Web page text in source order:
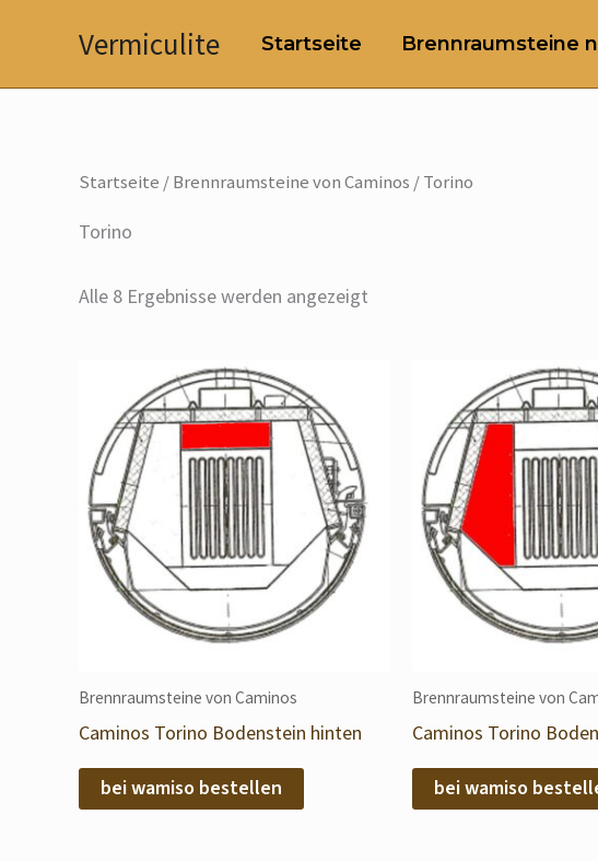
Vermiculite Startseite Brennraumsteine
Startseite /Brennraumsteine von Caminos / Torino
Torino
Alle 8 Ergebnisse werden angezeigt
Brennraumsteine von Caminos
Caminos Torino Bodenstein hinten
bei wamiso bestellen
Brennraumsteine von
Caminos Torino
bei wamiso